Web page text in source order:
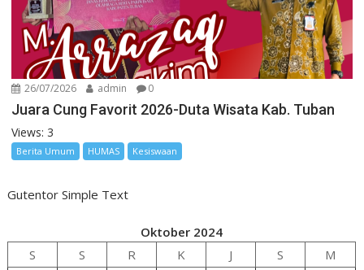
26/07/2026 admin 0
Juara Cung Favorit 2026-Duta Wisata Kab. Tuban
Views: 3
Berita Umum HUMAS Kesiswaan
Gutentor Simple Text
Oktober 2024
S
S R K J S
M